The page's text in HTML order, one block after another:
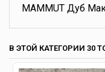
MAMMUT Дуб
В ЭТОЙ КАТЕГОРИИ 30